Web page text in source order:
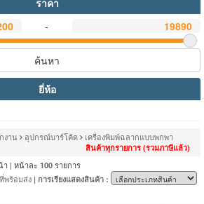
ราคา
-
ค้นหา
ยี่ห้อ
งาน อุปกรณ์บาร์โค้ด เครื่องพิมพ์ฉลากแบบพกพา
สินค้าทุกรายการ (รวมภาษีแล้ว)
า | หน้าละ 100 รายการ
พร้อมส่ง | การเรียงแสดงสินค้า :